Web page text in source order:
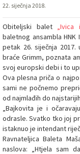
22. siječnja 2018.
Obiteljski balet „Ivica
baletnog ansambla
petak 26. siječnja
braće Grimm, poznata
svoj europski debi i to
Ova plesna priča o
sami ne počnemo
od najmlađih do
„Bajkovita je i
odrasle. Svatko tko joj
istaknuo je intendant
Ravnateljica Baleta
naslova: „Htjela sam